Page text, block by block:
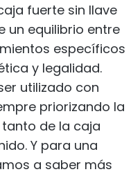
fuerte sin llave
un equilibrio entre
específicos
y legalidad.
utilizado con
priorizando la
de la caja
Y para una
a saber más